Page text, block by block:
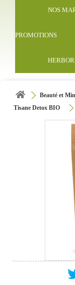
NOS
PROMOTIONS
Beauté et
Tisane Detox BIO